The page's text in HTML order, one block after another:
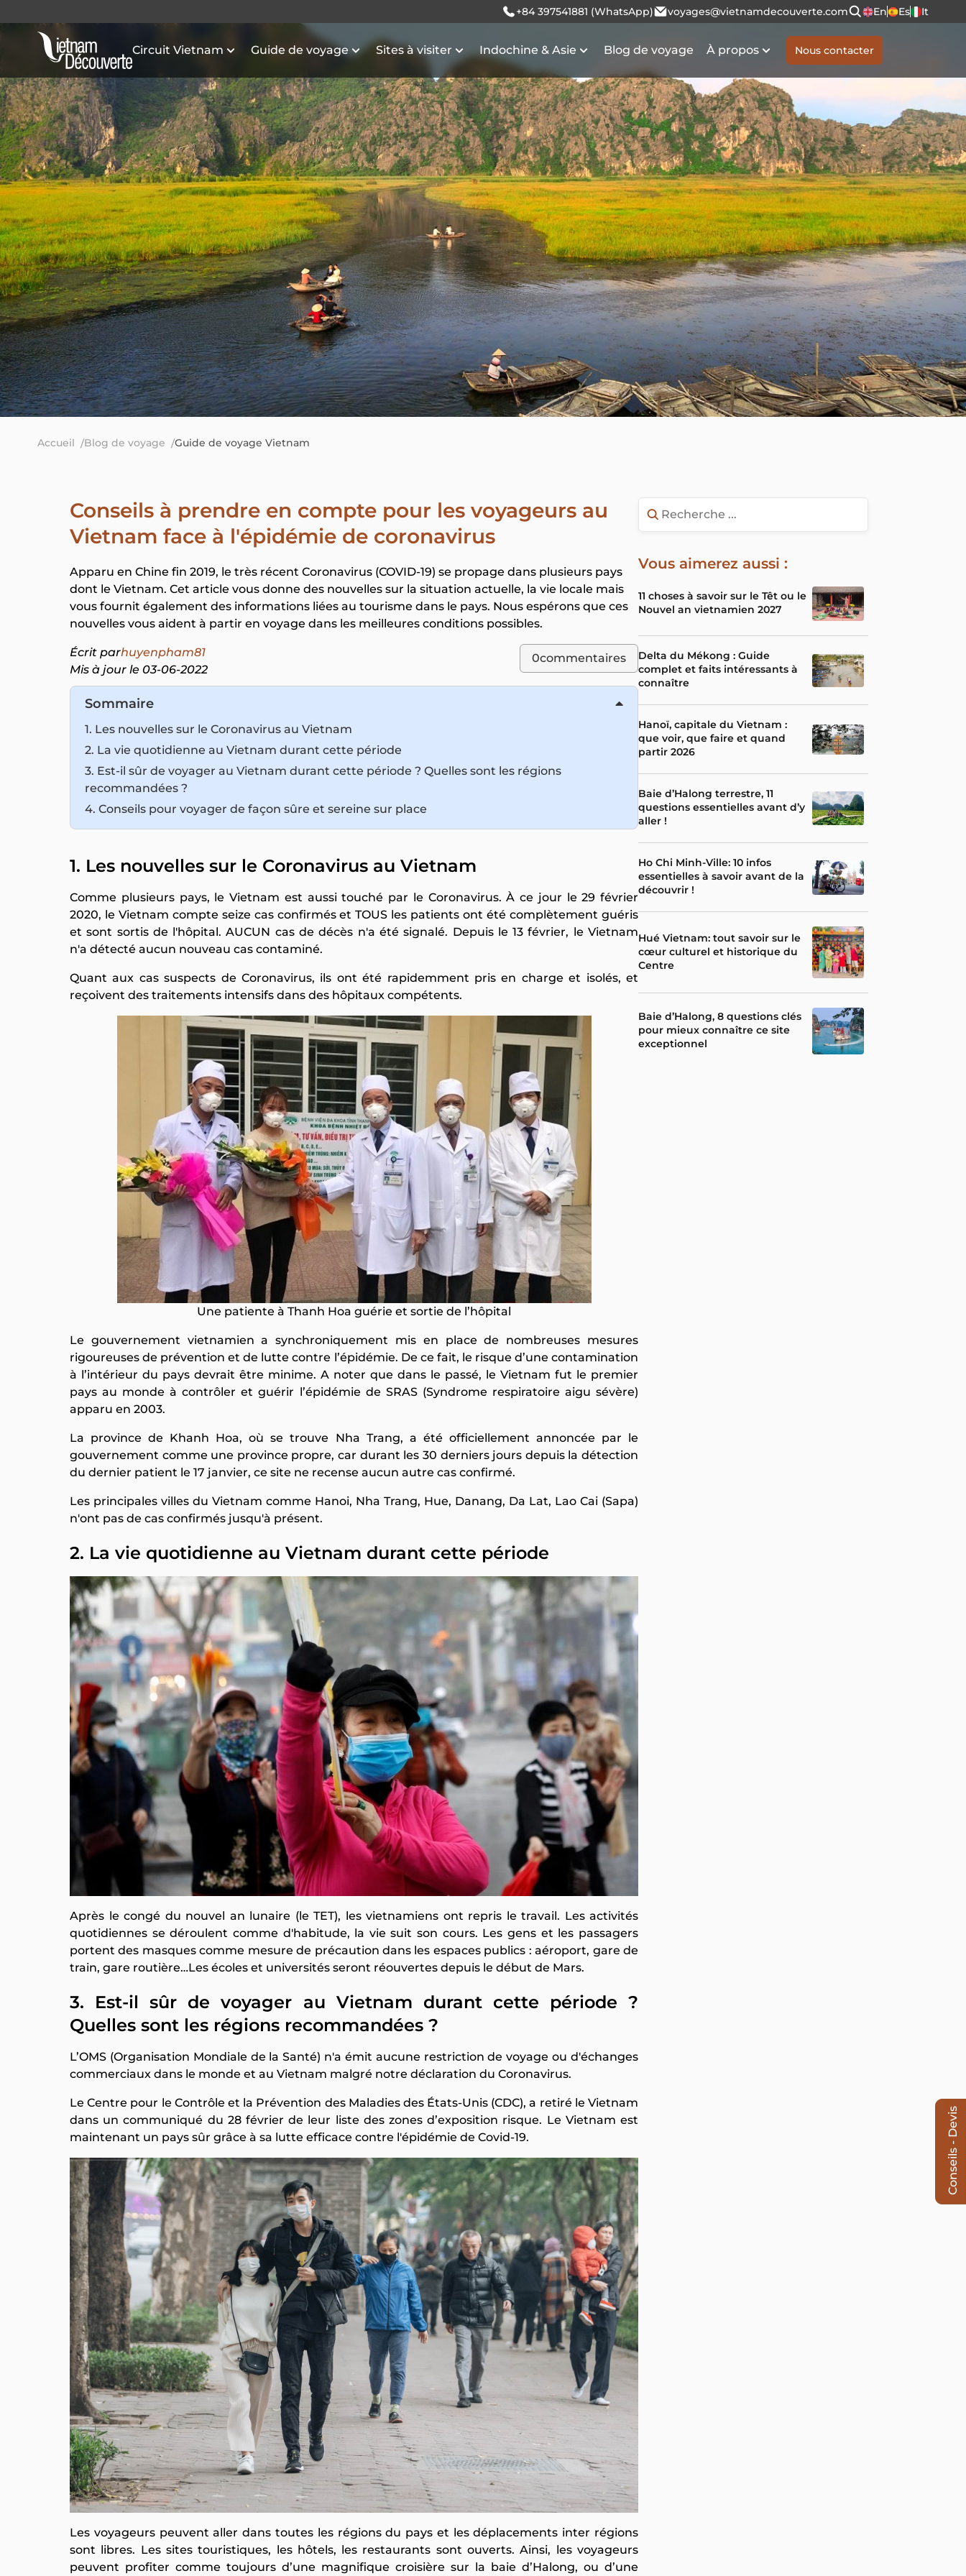
+84 397541881 (WhatsApp) voyages@vietnamdecouverte.com En Es It
Circuit Vietnam Guide de voyage Sites à visiter Indochine & Asie Blog de voyage À propos Nous contacter
Accueil Blog de voyage Guide de voyage Vietnam
Conseils à prendre en compte pour les voyageurs au
Vietnam face à l'épidémie de coronavirus
Apparu en Chine fin 2019, le très récent Coronavirus (COVID-19) se propage dans plusieurs pays
dont le Vietnam. Cet article vous donne des nouvelles sur la situation actuelle, la vie locale mais
vous fournit également des informations liées au tourisme dans le pays. Nous espérons que ces
nouvelles vous aident à partir en voyage dans les meilleures conditions possibles.
Écrit parhuyenpham81
Mis à jour le 03-06-2022
0commentaires
Sommaire
1. Les nouvelles sur le Coronavirus au Vietnam
2. La vie quotidienne au Vietnam durant cette période
3. Est-il sûr de voyager au Vietnam durant cette période ? Quelles sont les régions
recommandées ?
4. Conseils pour voyager de façon sûre et sereine sur place
1. Les nouvelles sur le Coronavirus au Vietnam
Comme plusieurs pays, le Vietnam est aussi touché par le Coronavirus. À ce jour le 29 février
2020, le Vietnam compte seize cas confirmés et TOUS les patients ont été complètement guéris
et sont sortis de l'hôpital. AUCUN cas de décès n'a été signalé. Depuis le 13 février, le Vietnam
n'a détecté aucun nouveau cas contaminé.
Quant aux cas suspects de Coronavirus, ils ont été rapidemment pris en charge et isolés, et
reçoivent des traitements intensifs dans des hôpitaux compétents.
Une patiente à Thanh Hoa guérie et sortie de l’hôpital
Le gouvernement vietnamien a synchroniquement mis en place de nombreuses mesures
rigoureuses de prévention et de lutte contre l’épidémie. De ce fait, le risque d’une contamination
à l’intérieur du pays devrait être minime. A noter que dans le passé, le Vietnam fut le premier
pays au monde à contrôler et guérir l’épidémie de SRAS (Syndrome respiratoire aigu sévère)
apparu en 2003.
La province de Khanh Hoa, où se trouve Nha Trang, a été officiellement annoncée par le
gouvernement comme une province propre, car durant les 30 derniers jours depuis la détection
du dernier patient le 17 janvier, ce site ne recense aucun autre cas confirmé.
Les principales villes du Vietnam comme Hanoi, Nha Trang, Hue, Danang, Da Lat, Lao Cai (Sapa)
n'ont pas de cas confirmés jusqu'à présent.
2. La vie quotidienne au Vietnam durant cette période
Après le congé du nouvel an lunaire (le TET), les vietnamiens ont repris le travail. Les activités
quotidiennes se déroulent comme d'habitude, la vie suit son cours. Les gens et les passagers
portent des masques comme mesure de précaution dans les espaces publics : aéroport, gare de
train, gare routière…Les écoles et universités seront réouvertes depuis le début de Mars.
3. Est-il sûr de voyager au Vietnam durant cette période ?
Quelles sont les régions recommandées ?
L’OMS (Organisation Mondiale de la Santé) n'a émit aucune restriction de voyage ou d'échanges
commerciaux dans le monde et au Vietnam malgré notre déclaration du Coronavirus.
Le Centre pour le Contrôle et la Prévention des Maladies des États-Unis (CDC), a retiré le Vietnam
dans un communiqué du 28 février de leur liste des zones d’exposition risque. Le Vietnam est
maintenant un pays sûr grâce à sa lutte efficace contre l'épidémie de Covid-19.
Les voyageurs peuvent aller dans toutes les régions du pays et les déplacements inter régions
sont libres. Les sites touristiques, les hôtels, les restaurants sont ouverts. Ainsi, les voyageurs
peuvent profiter comme toujours d’une magnifique croisière sur la baie d’Halong, ou d’une
Vous aimerez aussi :
11 choses à savoir sur le Têt ou le
Nouvel an vietnamien 2027
Delta du Mékong : Guide
complet et faits intéressants à
connaître
Hanoï, capitale du Vietnam :
que voir, que faire et quand
partir 2026
Baie d’Halong terrestre, 11
questions essentielles avant d’y
aller !
Ho Chi Minh-Ville: 10 infos
essentielles à savoir avant de la
découvrir !
Hué Vietnam: tout savoir sur le
cœur culturel et historique du
Centre
Baie d’Halong, 8 questions clés
pour mieux connaître ce site
exceptionnel
Conseils - Devis